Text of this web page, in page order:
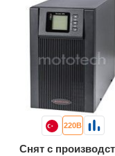
220В
Снят с